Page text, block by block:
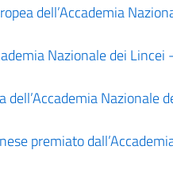
dell’Accademia
Nazionale dei Lincei
Nazionale
premiato